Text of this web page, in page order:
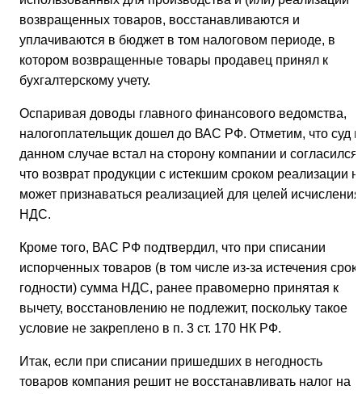
возвращенных товаров, восстанавливаются и
уплачиваются в бюджет в том налоговом периоде, в
котором возвращенные товары продавец принял к
бухгалтерскому учету.
Оспаривая доводы главного финансового ведомства,
налогоплательщик дошел до ВАС РФ. Отметим, что суд в
данном случае встал на сторону компании и согласился,
что возврат продукции с истекшим сроком реализации
может признаваться реализацией для целей исчисления
НДС.
Кроме того, ВАС РФ подтвердил, что при списании
испорченных товаров (в том числе из-за истечения
годности) сумма НДС, ранее правомерно принятая к
вычету, восстановлению не подлежит, поскольку такое
условие не закреплено в п. 3 ст. 170 НК РФ.
Итак, если при списании пришедших в негодность
товаров компания решит не восстанавливать налог на